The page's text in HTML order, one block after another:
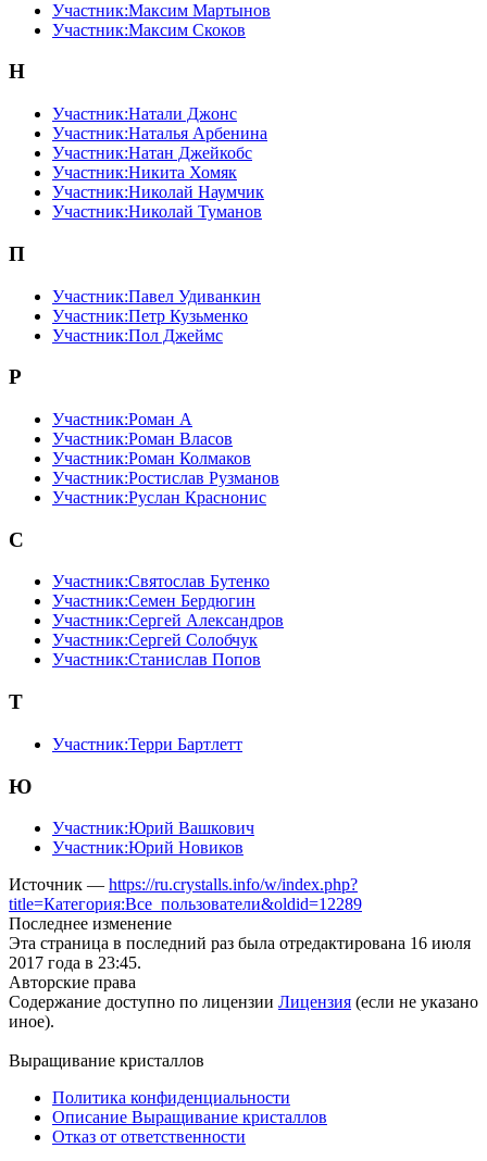
Участник:Максим Мартынов
Участник:Максим Скоков
Н
Участник:Натали Джонс
Участник:Наталья Арбенина
Участник:Натан Джейкобс
Участник:Никита Хомяк
Участник:Николай Наумчик
Участник:Николай Туманов
П
Участник:Павел Удиванкин
Участник:Петр Кузьменко
Участник:Пол Джеймс
Р
Участник:Роман А
Участник:Роман Власов
Участник:Роман Колмаков
Участник:Ростислав Рузманов
Участник:Руслан Краснонис
С
Участник:Святослав Бутенко
Участник:Семен Бердюгин
Участник:Сергей Александров
Участник:Сергей Солобчук
Участник:Станислав Попов
Т
Участник:Терри Бартлетт
Ю
Участник:Юрий Вашкович
Участник:Юрий Новиков
Источник — https://ru.crystalls.info/w/index.php?
title=Категория:Все_пользователи&oldid=12289
Последнее изменение
Эта страница в последний раз была отредактирована 16 июля
2017 года в 23:45.
Авторские права
Содержание доступно по лицензии Лицензия (если не указано
иное).
Выращивание кристаллов
Политика конфиденциальности
Описание Выращивание кристаллов
Отказ от ответственности